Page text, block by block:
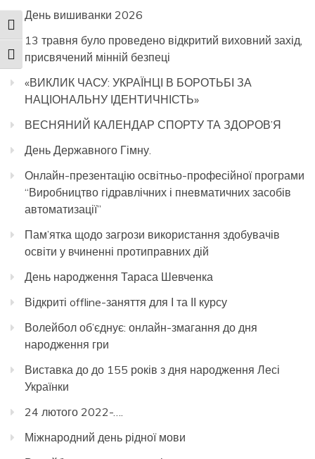
Toggle High Contrast
Toggle Font size
День вишиванки 2026
13 травня було проведено відкритий виховний захід,
присвячений мінній безпеці
«ВИКЛИК ЧАСУ: УКРАЇНЦІ В БОРОТЬБІ ЗА
НАЦІОНАЛЬНУ ІДЕНТИЧНІСТЬ»
ВЕСНЯНИЙ КАЛЕНДАР СПОРТУ ТА ЗДОРОВ’Я
День Державного Гімну.
Онлайн-презентацію освітньо-професійної програми
“Виробництво гідравлічних і пневматичних засобів
автоматизації”
Пам’ятка щодо загрози використання здобувачів
освіти у вчиненні протиправних дій
День народження Тараса Шевченка
Відкриті offline-заняття для І та ІІ курсу
Волейбол об’єднує: онлайн-змагання до дня
народження гри
Виставка до до 155 років з дня народження Лесі
Українки
24 лютого 2022-….
Міжнародний день рідної мови